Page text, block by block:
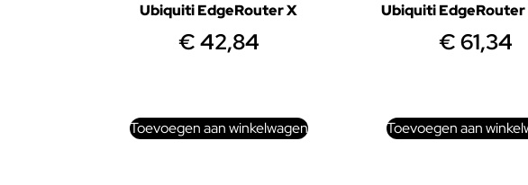
Ubiquiti EdgeRouter X
€42,84
Toevoegen aan winkelwagen
Ubiquiti EdgeRouter
€61,34
Toevoegen aan